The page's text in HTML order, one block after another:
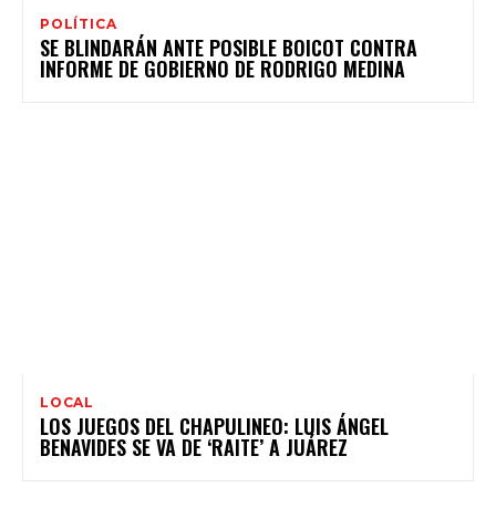
POLÍTICA
SE BLINDARÁN ANTE POSIBLE BOICOT CONTRA
INFORME DE GOBIERNO DE RODRIGO MEDINA
LOCAL
LOS JUEGOS DEL CHAPULINEO: LUIS ÁNGEL
BENAVIDES SE VA DE ‘RAITE’ A JUÁREZ